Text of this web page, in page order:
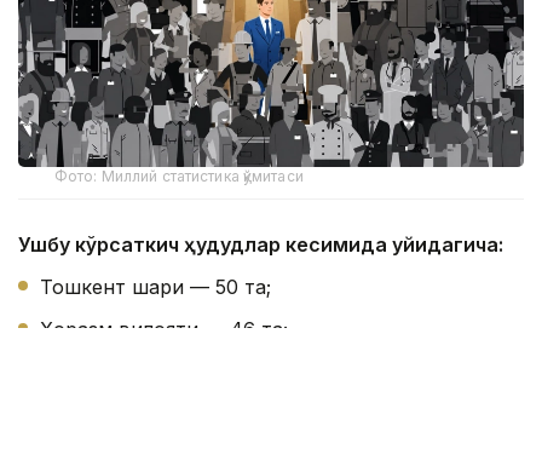
Фото: Миллий статистика қўмитаси
Ушбу кўрсаткич ҳудудлар кесимида қуйидагича:
Тошкент шаҳри — 50 та;
Хоразм вилояти — 46 та;